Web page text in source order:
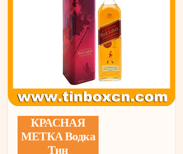
КРАСНАЯ
МЕТКА Водка
Тин